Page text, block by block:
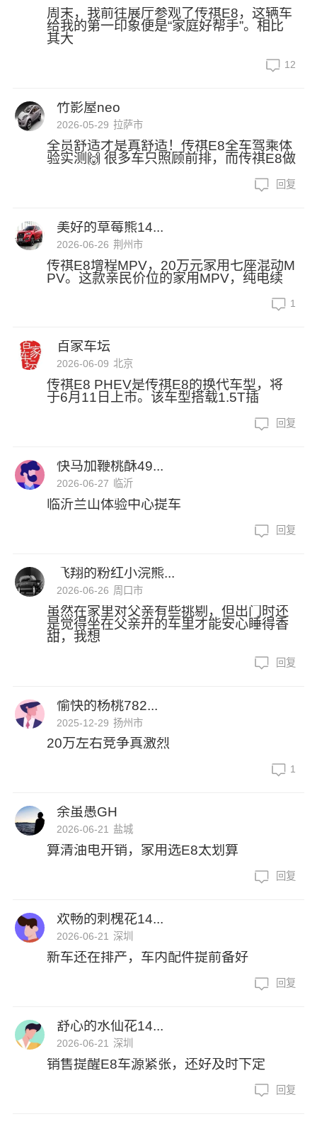
周末，我前往展厅参观了传祺E8，这辆车
给我的第一印象便是“家庭好帮手”。相比
其大
12
竹影屋neo
2026-05-29 拉萨市
全员舒适才是真舒适！传祺E8全车驾乘体
验实测🙌 很多车只照顾前排，而传祺E8做
回复
美好的草莓熊14...
2026-06-26 荆州市
传祺E8增程MPV，20万元家用七座混动M
PV。这款亲民价位的家用MPV，纯电续
1
百家车坛
2026-06-09 北京
传祺E8 PHEV是传祺E8的换代车型，将
于6月11日上市。该车型搭载1.5T插
回复
快马加鞭桃酥49...
2026-06-27 临沂
临沂兰山体验中心提车
回复
飞翔的粉红小浣熊...
2026-06-26 周口市
虽然在家里对父亲有些挑剔，但出门时还
是觉得坐在父亲开的车里才能安心睡得香
甜，我想
回复
愉快的杨桃782...
2025-12-29 扬州市
20万左右竞争真激烈
1
余虽愚GH
2026-06-21 盐城
算清油电开销，家用选E8太划算
回复
欢畅的刺槐花14...
2026-06-21 深圳
新车还在排产，车内配件提前备好
回复
舒心的水仙花14...
2026-06-21 深圳
销售提醒E8车源紧张，还好及时下定
回复